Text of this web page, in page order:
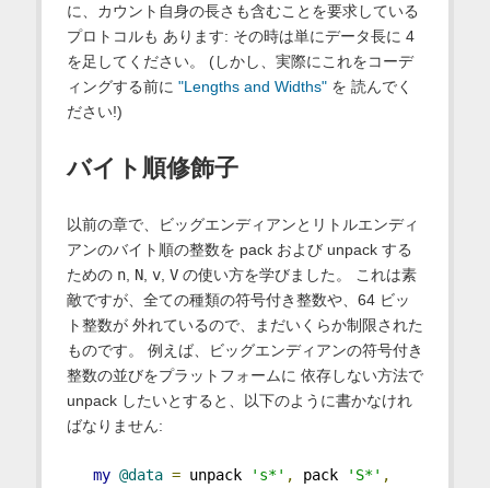
に、カウント自身の長さも含むことを要求している
プロトコルも あります: その時は単にデータ長に 4
を足してください。 (しかし、実際にこれをコーデ
ィングする前に "Lengths and Widths"を 読んでく
ださい!)
バイト順修飾子
以前の章で、ビッグエンディアンとリトルエンディ
アンのバイト順の整数を pack および unpack する
ための n, N, v, Vの使い方を学びました。 これは素
敵ですが、全ての種類の符号付き整数や、64 ビッ
ト整数が 外れているので、まだいくらか制限された
ものです。 例えば、ビッグエンディアンの符号付き
整数の並びをプラットフォームに 依存しない方法で
unpack したいとすると、以下のように書かなけれ
ばなりません:
my @data = unpack 's*' , pack 'S*' ,